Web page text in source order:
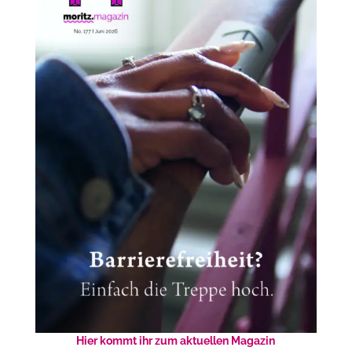
Hier kommt ihr zum aktuellen Magazin